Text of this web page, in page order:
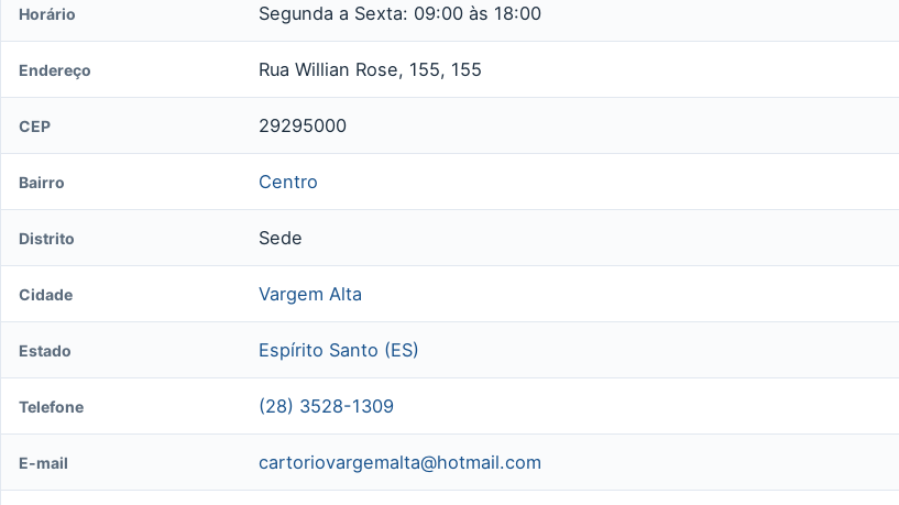
Horário Segunda a Sexta: 09:00 às 18:00
Endereço Rua Willian Rose, 155, 155
CEP 29295000
Bairro Centro
Distrito Sede
Cidade Vargem Alta
Estado Espírito Santo (ES)
Telefone (28) 3528-1309
E-mail cartoriovargemalta@hotmail.com